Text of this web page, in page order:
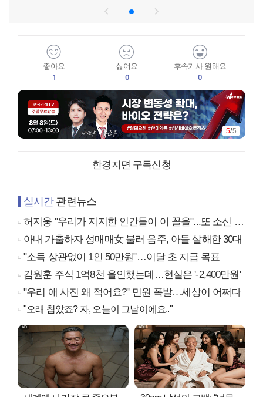
좋아요
1
싫어요
0
후속기사 원해요
0
1/5
한경지면 구독신청
실시간관련뉴스
허지웅 "우리가 지지한 인간들이 이 꼴을"...또 소신 발언
아내 가출하자 성매매女 불러 음주, 아들 살해한 30대
"소득 상관없이 1인 50만원"…이달 초 지급 목표
김원훈 주식 1억8천 올인했는데…현실은 '-2,400만원'
"우리 애 사진 왜 적어요?" 민원 폭발…세상이 어쩌다
"오래 참았죠? 자, 오늘이 그날이에요.."